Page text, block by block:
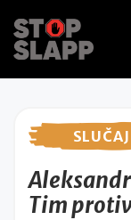
SLUČAJ
Tim